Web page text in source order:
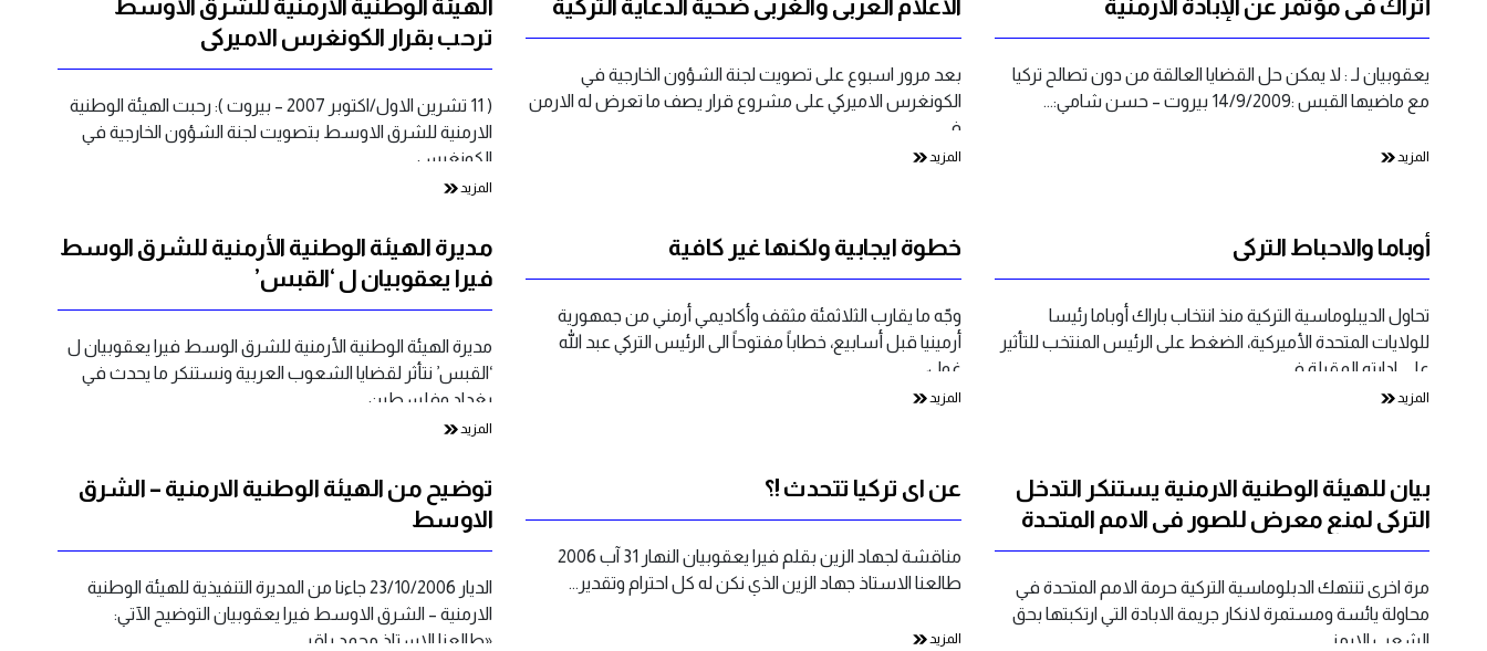
أتراك في مؤتمر عن الإبادة الأرمنية
يعقوبيان لـ : لا يمكن حل القضايا العالقة من دون تصالح تركيا
مع ماضيها القبس :14/9/2009 بيروت – حسن شامي:…
المزيد
الاعلام العربي والغربي ضحية الدعاية التركية
بعد مرور اسبوع على تصويت لجنة الشؤون الخارجية في
الكونغرس الاميركي على مشروع قرار يصف ما تعرض له الارمن
في…
المزيد
الهيئة الوطنية الارمنية للشرق الاوسط
ترحب بقرار الكونغرس الاميركي
( 11 تشرين الاول/اكتوبر 2007 – بيروت ): رحبت الهيئة الوطنية
الارمنية للشرق الاوسط بتصويت لجنة الشؤون الخارجية في
الكونغرس…
المزيد
أوباما والاحباط التركي
تحاول الديبلوماسية التركية منذ انتخاب باراك أوباما رئيسا
للولايات المتحدة الأميركية، الضغط على الرئيس المنتخب للتأثير
على ادارته المقبلة في…
المزيد
خطوة ايجابية ولكنها غير كافية
وجّه ما يقارب الثلاثمئة مثقف وأكاديمي أرمني من جمهورية
أرمينيا قبل أسابيع، خطاباً مفتوحاً الى الرئيس التركي عبد الله
غول،…
المزيد
مديرة الهيئة الوطنية الأرمنية للشرق الوسط
فيرا يعقوبيان ل ‘القبس’
مديرة الهيئة الوطنية الأرمنية للشرق الوسط فيرا يعقوبيان ل
‘القبس’ نتأثر لقضايا الشعوب العربية ونستنكر ما يحدث في
بغداد وفلسطين…
المزيد
بيان للهيئة الوطنية الارمنية يستنكر التدخل
التركي لمنع معرض للصور في الامم المتحدة
مرة اخرى تنتهك الدبلوماسية التركية حرمة الامم المتحدة في
محاولة يائسة ومستمرة لانكار جريمة الابادة التي ارتكبتها بحق
الشعب الارمني…
عن اي تركيا تتحدث !؟
مناقشة لجهاد الزين بقلم فيرا يعقوبيان النهار 31 آب 2006
طالعنا الاستاذ جهاد الزين الذي نكن له كل احترام وتقدير…
المزيد
توضيح من الهيئة الوطنية الارمنية – الشرق
الاوسط
الديار 23/10/2006 جاءنا من المديرة التنفيذية للهيئة الوطنية
الارمنية – الشرق الاوسط فيرا يعقوبيان ‏التوضيح الآتي:‏
‏«طالعنا الاستاذ محمد باقر…